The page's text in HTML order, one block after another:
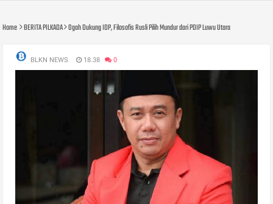
Home BERITA PILKADA Ogah Dukung IDP, Filosofis Rusli Pilih Mundur dari PDIP Luwu Utara
BLKN NEWS 18.38 0